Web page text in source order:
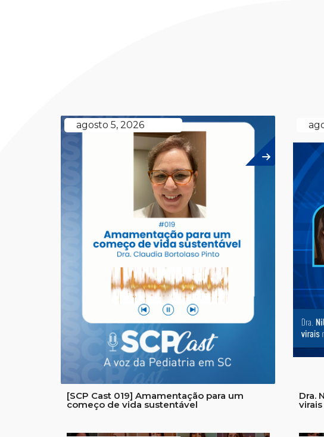
agosto 5, 2026
[SCP Cast 019] Amamentação para um
começo de vida sustentável
Dra.